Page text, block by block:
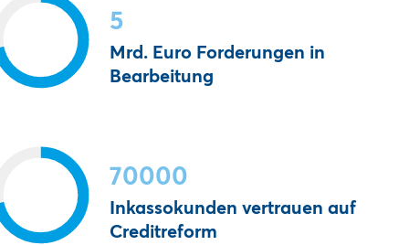
5
Mrd. Euro Forderungen in
Bearbeitung
70000
Inkassokunden vertrauen auf
Creditreform